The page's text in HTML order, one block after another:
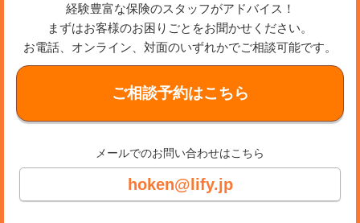
経験豊富な保険のスタッフがアドバイス！
まずはお客様のお困りごとをお聞かせください。
お電話、オンライン、対面のいずれかでご相談可能です。
ご相談予約はこちら
メールでのお問い合わせはこちら
hoken@lify.jp